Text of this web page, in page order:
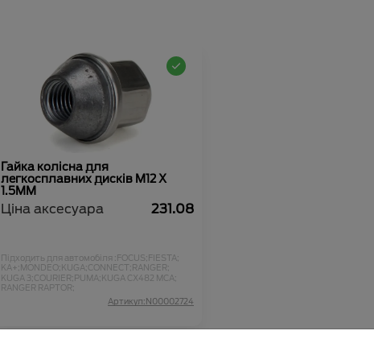
Гайка колісна для
легкосплавних дисків M12 X
1.5MM
Ціна аксесуара 231.08
Підходить для автомобіля :FOCUS;FIESTA;
KA+; MONDEO; KUGA; CONNECT; RANGER;
KUGA 3;COURIER;PUMA;KUGA CX482 MCA;
RANGER RAPTOR;
Артикул:N00002724